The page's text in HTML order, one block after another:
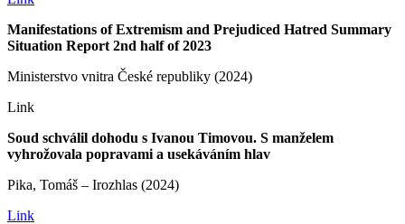
Manifestations of Extremism and Prejudiced Hatred Summary
Situation Report 2nd half of 2023
Ministerstvo vnitra České republiky (2024)
Link
Soud schválil dohodu s Ivanou Timovou. S manželem
vyhrožovala popravami a usekáváním hlav
Pika, Tomáš – Irozhlas (2024)
Link